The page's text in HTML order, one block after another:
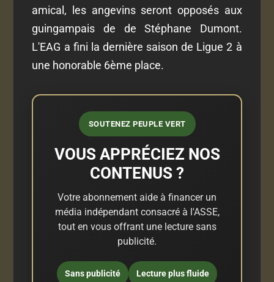
amical, les angevins seront opposés aux
guingampais de de Stéphane Dumont.
L'EAG a fini la dernière saison de Ligue 2 à
une honorable 6ème place.
SOUTENEZ PEUPLE VERT
VOUS APPRÉCIEZ NOS
CONTENUS ?
Votre abonnement aide à financer un
média indépendant consacré à l'ASSE,
tout en vous offrant une lecture sans
publicité.
Sans publicité Lecture plus fluide